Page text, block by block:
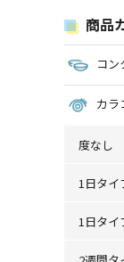
商品
コン
カラ
度なし
1日タイ
1日タイ